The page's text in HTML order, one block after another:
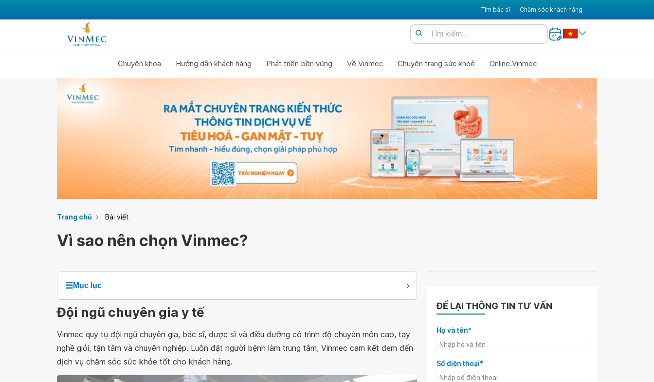
Tìm bác sĩ Chăm sóc khách hàng
Chuyên khoa Hướng dẫn khách hàng Phát triển bền vững Về Vinmec Chuyên trang sức khoẻ Online.Vinmec
Trang chủ Bài viết
Vì sao nên chọn Vinmec?
☰Mục lục
Đội ngũ chuyên gia y tế
Vinmec quy tụ đội ngũ chuyên gia, bác sĩ, dược sĩ và điều dưỡng có trình độ chuyên môn cao, tay
nghề giỏi, tận tâm và chuyên nghiệp. Luôn đặt người bệnh làm trung tâm, Vinmec cam kết đem đến
dịch vụ chăm sóc sức khỏe tốt cho khách hàng.
ĐỂ LẠI THÔNG TIN TƯ VẤN
Họ và tên*
Số điện thoại*